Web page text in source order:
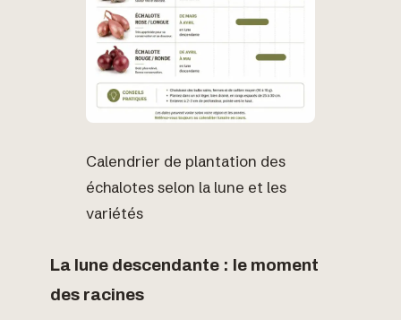
Calendrier de plantation des
échalotes selon la lune et les
variétés
La lune descendante : le moment
des racines